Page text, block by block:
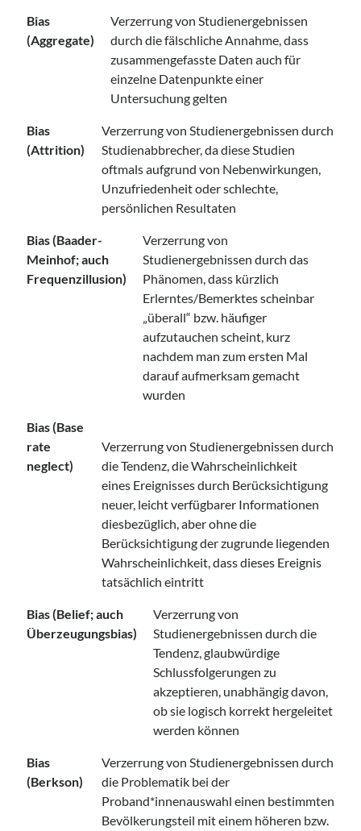
Bias
(Aggregate)
Verzerrung von Studienergebnissen
durch die fälschliche Annahme, dass
zusammengefasste Daten auch für
einzelne Datenpunkte einer
Untersuchung gelten
Bias
(Attrition)
Verzerrung von Studienergebnissen durch
Studienabbrecher, da diese Studien
oftmals aufgrund von Nebenwirkungen,
Unzufriedenheit oder schlechte,
persönlichen Resultaten
Bias (Baader-
Meinhof; auch
Frequenzillusion)
Verzerrung von
Studienergebnissen durch das
Phänomen, dass kürzlich
Erlerntes/Bemerktes scheinbar
„überall“ bzw. häufiger
aufzutauchen scheint, kurz
nachdem man zum ersten Mal
darauf aufmerksam gemacht
wurden
Bias (Base
rate
neglect)
Verzerrung von Studienergebnissen durch
die Tendenz, die Wahrscheinlichkeit
eines Ereignisses durch Berücksichtigung
neuer, leicht verfügbarer Informationen
diesbezüglich, aber ohne die
Berücksichtigung der zugrunde liegenden
Wahrscheinlichkeit, dass dieses Ereignis
tatsächlich eintritt
Bias (Belief; auch
Überzeugungsbias)
Verzerrung von
Studienergebnissen durch die
Tendenz, glaubwürdige
Schlussfolgerungen zu
akzeptieren, unabhängig davon,
ob sie logisch korrekt hergeleitet
werden können
Bias
(Berkson)
Verzerrung von Studienergebnissen durch
die Problematik bei der
Proband*innenauswahl einen bestimmten
Bevölkerungsteil mit einem höheren bzw.